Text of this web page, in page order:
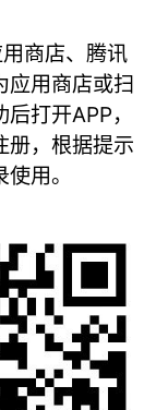
商店、腾讯
应用商店或扫
打开APP，
册，根据提示
用。